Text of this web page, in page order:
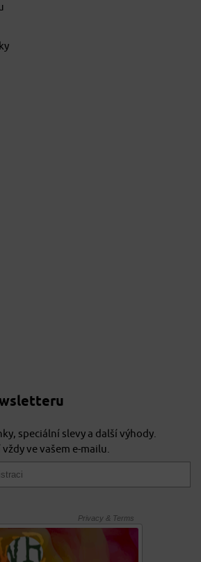
speciální slevy a další výhody.
ve vašem e-mailu.